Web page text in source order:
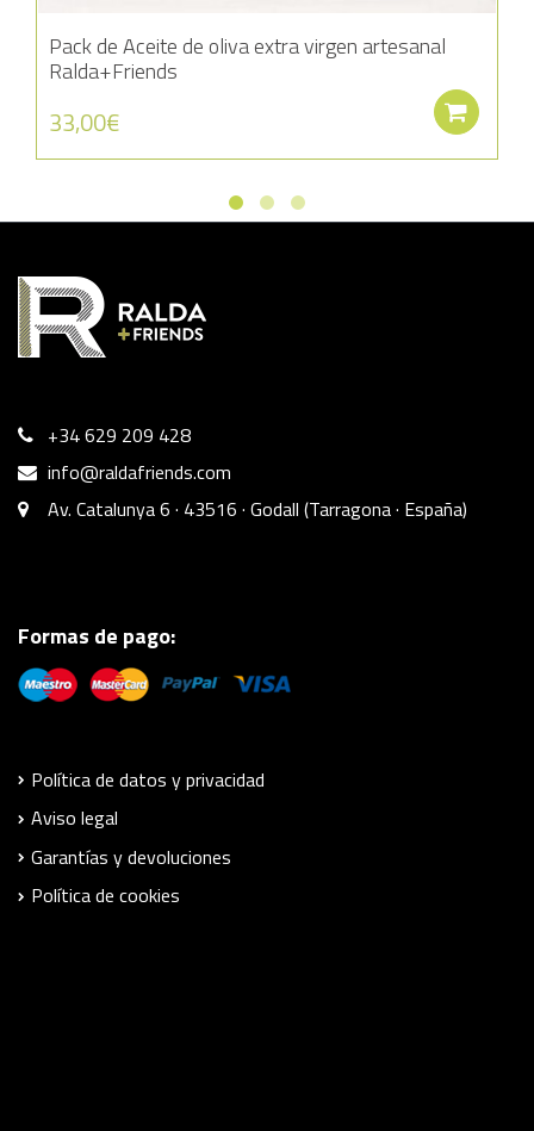
Pack de Aceite de oliva extra virgen artesanal
Ralda+Friends
33,00€
+34 629 209 428
info@raldafriends.com
Av. Catalunya 6 · 43516 · Godall (Tarragona · España)
Formas de pago:
Política de datos y privacidad
Aviso legal
Garantías y devoluciones
Política de cookies